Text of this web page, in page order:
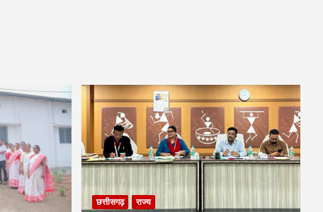
छत्तीसगढ़ राज्य